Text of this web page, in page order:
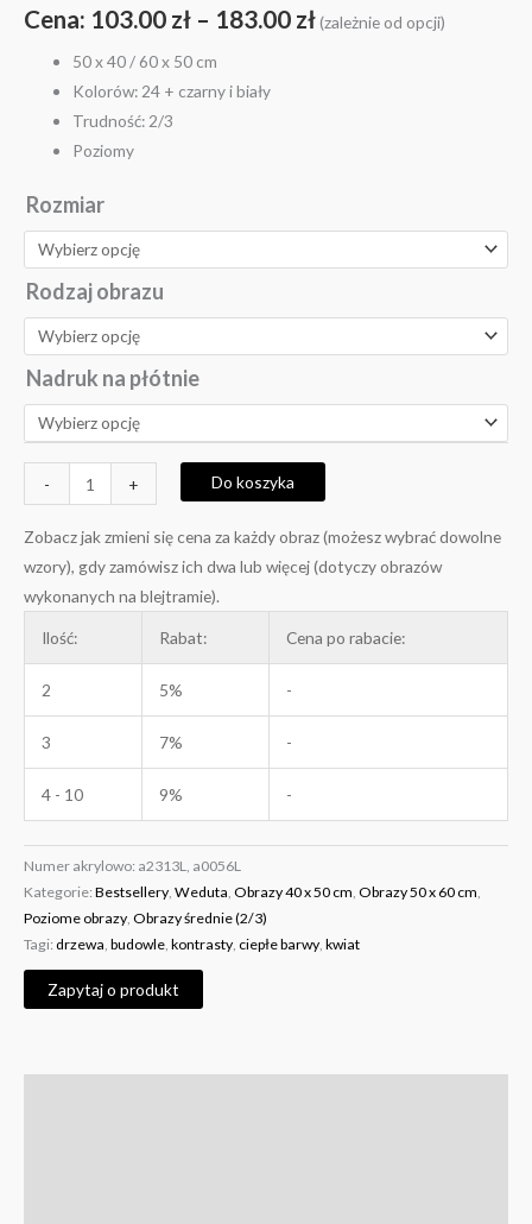
Cena: 103.00 zł – 183.00 zł(zależnie od opcji)
50 x 40 / 60 x 50 cm
Kolorów: 24 + czarny i biały
Trudność: 2/3
Poziomy
Rozmiar
Rodzaj obrazu
Nadruk na płótnie
- + Do koszyka
Zobacz jak zmieni się cena za każdy obraz (możesz wybrać dowolne
wzory), gdy zamówisz ich dwa lub więcej (dotyczy obrazów
wykonanych na blejtramie).
Ilość: Rabat: Cena po rabacie:
2 5% -
3 7% -
4 - 10 9% -
Numer akrylowo: a2313L, a0056L
Kategorie: Bestsellery, Weduta, Obrazy 40 x 50 cm, Obrazy 50 x 60 cm,
Poziome obrazy, Obrazy średnie (2/3)
Tagi: drzewa, budowle, kontrasty, ciepłe barwy, kwiat
Zapytaj o produkt